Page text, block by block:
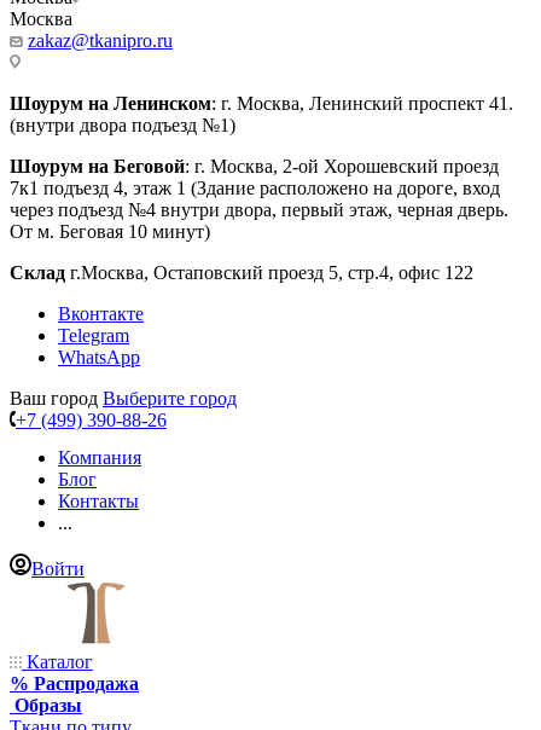
Москва
zakaz@tkanipro.ru
Шоурум на Ленинском: г. Москва, Ленинский проспект 41.
(внутри двора подъезд №1)
Шоурум на Беговой: г. Москва, 2-ой Хорошевский проезд
7к1 подъезд 4, этаж 1 (Здание расположено на дороге, вход
через подъезд №4 внутри двора, первый этаж, черная дверь.
От м. Беговая 10 минут)
Склад г.Москва, Остаповский проезд 5, стр.4, офис 122
Вконтакте
Telegram
WhatsApp
Ваш город Выберите город
+7 (499) 390-88-26
Компания
Блог
Контакты
...
Войти
Каталог
% Распродажа
Образы